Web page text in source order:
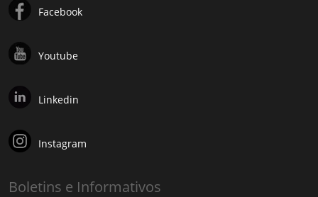
Facebook
Youtube
Linkedin
Instagram
Boletins e Informativos